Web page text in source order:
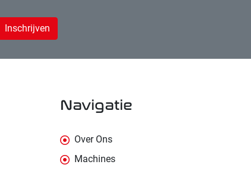
Inschrijven
navigatie
Over Ons
Machines